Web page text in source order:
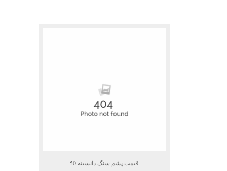
قیمت پشم سنگ دانسیته 50